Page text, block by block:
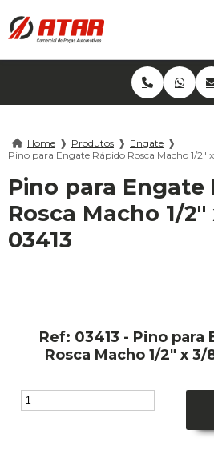
Home ❱ Produtos ❱ Engate ❱
Pino para Engate Rápido Rosca Macho 1/2"
Pino para Engate
Rosca Macho 1/
03413
Ref: 03413 - Pino para
Rosca Macho 1/2" x 3/